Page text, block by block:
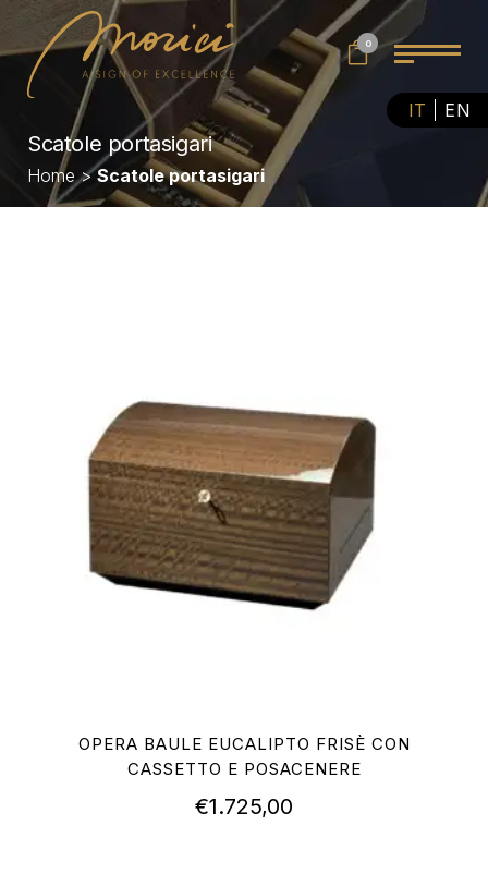
IT EN
0
Scatole portasigari
Home>Scatole portasigari
OPERA BAULE EUCALIPTO FRISÈ CON
CASSETTO E POSACENERE
€1.725,00